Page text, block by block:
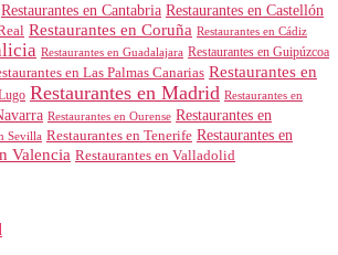
Restaurantes en Cantabria Restaurantes en Castellón
Restaurantes en Coruña Restaurantes en Cádiz
Restaurantes en Guadalajara Restaurantes en Guipúzcoa
en Las Palmas Canarias Restaurantes en
Restaurantes en Madrid Restaurantes en
Restaurantes en Ourense Restaurantes en
Sevilla Restaurantes en Tenerife Restaurantes en
Valencia Restaurantes en Valladolid